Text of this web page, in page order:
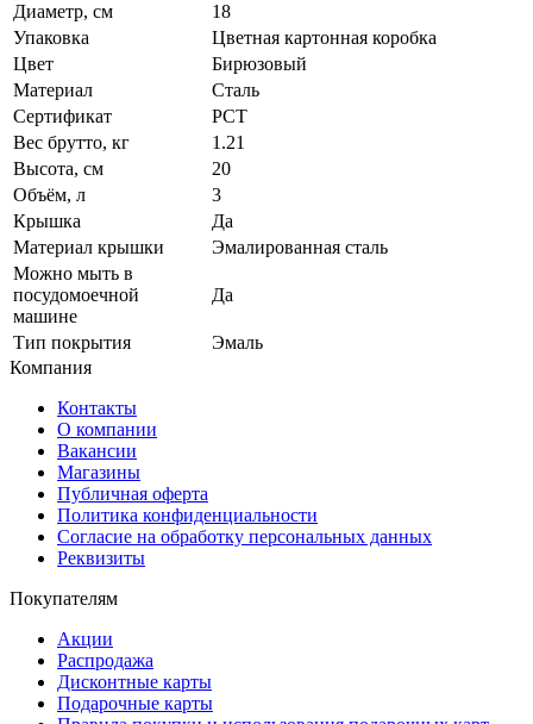
Диаметр, см
18
Упаковка
Цветная картонная коробка
Цвет
Бирюзовый
Материал
Сталь
Сертификат
РСТ
Вес брутто, кг
1.21
Высота, см
20
Объём, л
3
Крышка
Да
Материал крышки
Эмалированная сталь
Можно мыть в
посудомоечной
машине
Да
Тип покрытия
Эмаль
Компания
Контакты
О компании
Вакансии
Магазины
Публичная оферта
Политика конфиденциальности
Согласие на обработку персональных данных
Реквизиты
Покупателям
Акции
Распродажа
Дисконтные карты
Подарочные карты